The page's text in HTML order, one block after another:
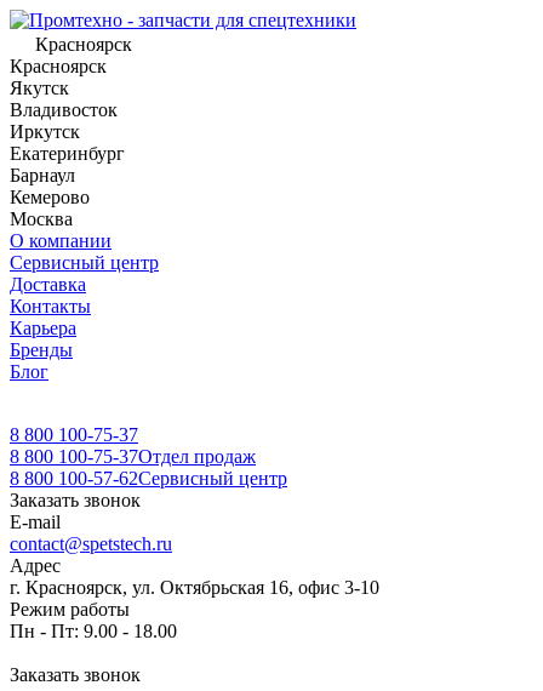
Красноярск
Красноярск
Якутск
Владивосток
Иркутск
Екатеринбург
Барнаул
Кемерово
Москва
О компании
Сервисный центр
Доставка
Контакты
Карьера
Бренды
Блог
8 800 100-75-37
8 800 100-75-37Отдел продаж
8 800 100-57-62Сервисный центр
Заказать звонок
E-mail
contact@spetstech.ru
Адрес
г. Красноярск, ул. Октябрьская 16, офис 3-10
Режим работы
Пн - Пт: 9.00 - 18.00
Заказать звонок